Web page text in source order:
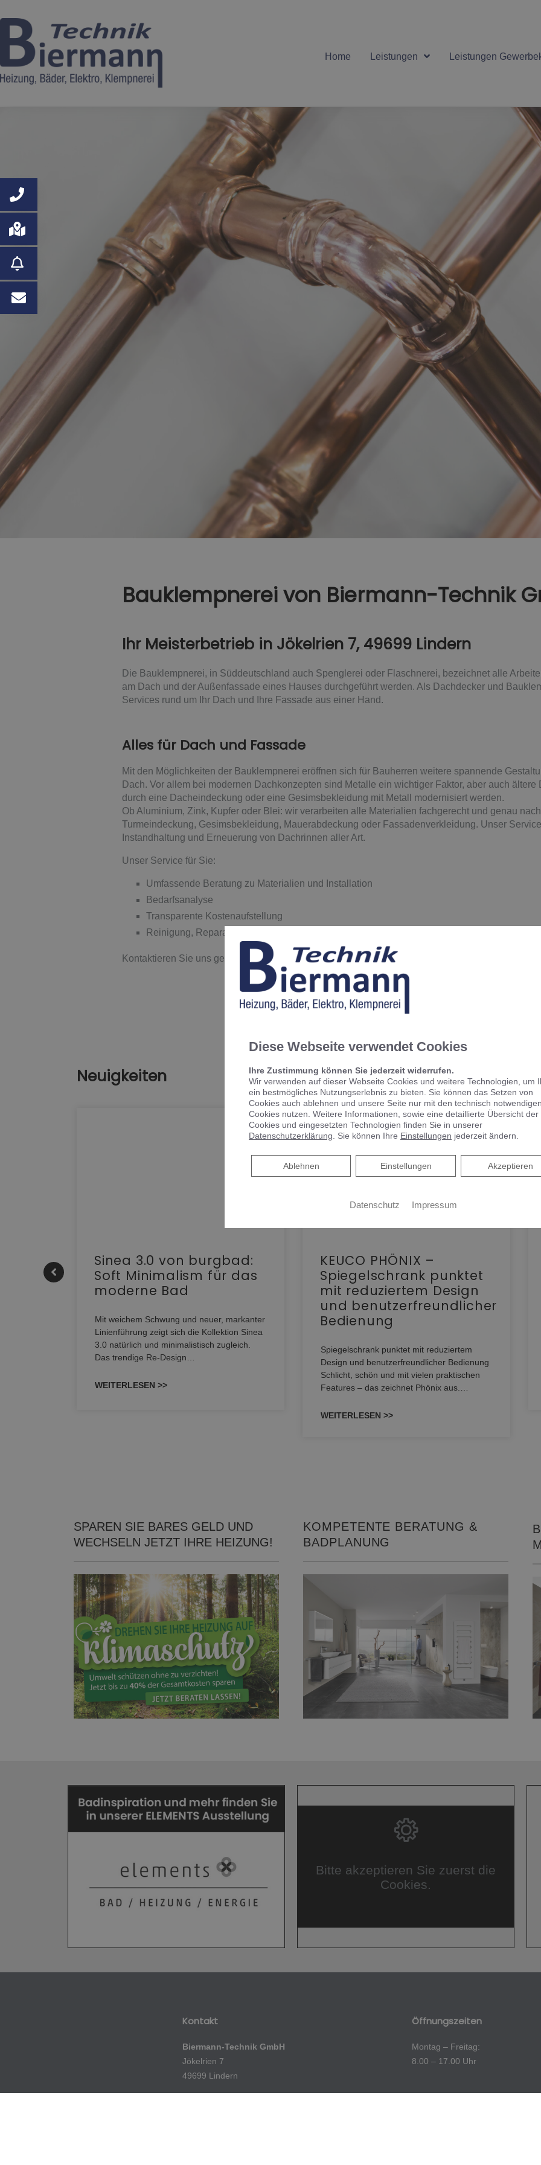
Home Leistungen Leistungen
Bauklempnerei von Biermann-Technik
Ihr Meisterbetrieb in Jökelrien 7, 49699 Lindern
Die Bauklempnerei, in Süddeutschland auch Spenglerei oder Flaschnerei, bezeichnet alle
am Dach und der Außenfassade eines Hauses durchgeführt werden. Als Dachdecker und
Services rund um Ihr Dach und Ihre Fassade aus einer Hand.
Alles für Dach und Fassade
Mit den Möglichkeiten der Bauklempnerei eröffnen sich für Bauherren weitere spannende
Dach. Vor allem bei modernen Dachkonzepten sind Metalle ein wichtiger Faktor, aber auch
durch eine Dacheindeckung oder eine Gesimsbekleidung mit Metall modernisiert werden.
Ob Aluminium, Zink, Kupfer oder Blei: wir verarbeiten alle Materialien fachgerecht und genau
Turmeindeckung, Gesimsbekleidung, Mauerabdeckung oder Fassadenverkleidung. Unser
Instandhaltung und Erneuerung von Dachrinnen aller Art.
Unser Service für Sie:
Umfassende Beratung zu Materialien und Installation
Bedarfsanalyse
Transparente Kostenaufstellung
Reinigung, Reparatur und Erneuerung von Regenrinnen
Kontaktieren Sie uns gerne für eine erste, unverbindliche Beratung!
Neuigkeiten
Sinea 3.0 von burgbad:
Soft Minimalism für das
moderne Bad
Mit weichem Schwung und neuer, markanter
Linienführung zeigt sich die Kollektion Sinea
3.0 natürlich und minimalistisch zugleich.
Das trendige Re-Design…
WEITERLESEN >>
KEUCO PHÖNIX –
Spiegelschrank punktet
mit reduziertem Design
und benutzerfreundlicher
Bedienung
Spiegelschrank punktet mit reduziertem
Design und benutzerfreundlicher Bedienung
Schlicht, schön und mit vielen praktischen
Features – das zeichnet Phönix aus.…
WEITERLESEN >>
SPAREN SIE BARES GELD UND
WECHSELN JETZT IHRE HEIZUNG!
KOMPETENTE BERATUNG &
BADPLANUNG
Bitte akzeptieren Sie zuerst die
Cookies.
Kontakt
Biermann-Technik GmbH
Jökelrien 7
49699 Lindern
Öffnungszeiten
Montag – Freitag:
8.00 – 17.00 Uhr
Diese Webseite verwendet Cookies
Ihre Zustimmung können Sie jederzeit widerrufen.
Wir verwenden auf dieser Webseite Cookies und weitere Technologien, um
ein bestmögliches Nutzungserlebnis zu bieten. Sie können das Setzen von
Cookies auch ablehnen und unsere Seite nur mit den technisch notwendigen
Cookies nutzen. Weitere Informationen, sowie eine detaillierte Übersicht der
Cookies und eingesetzten Technologien finden Sie in unserer
Datenschutzerklärung . Sie können Ihre Einstellungen jederzeit ändern.
Akzeptieren
Einstellungen
Ablehnen
Ablehnen
Datenschutz Impressum